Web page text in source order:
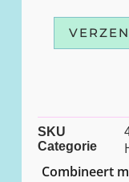
SKU
Categorie
Combineert